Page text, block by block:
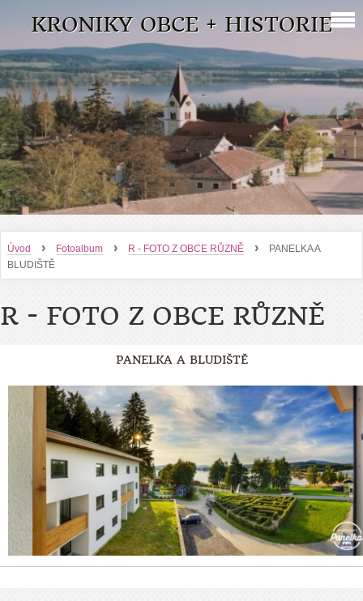
KRONIKY OBCE + HISTORIE
Úvod › Fotoalbum › R - FOTO Z OBCE RŮZNĚ ›
PANELKA A
BLUDIŠTĚ
R - FOTO Z OBCE RŮZNĚ
PANELKA A BLUDIŠTĚ